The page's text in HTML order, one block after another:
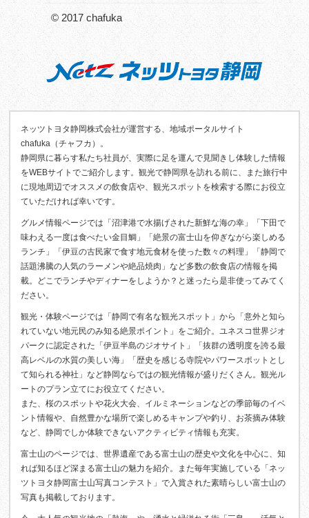
© 2017 chafuka
ネッツトヨタ静岡株式会社が運営する、地域ポータルサイト
chafuka（チャフカ）。
静岡県に暮らす私たち社員が、実際に足を運んで見聞きし体験した情報
をWEBサイトでご紹介します。観光で静岡県を訪れる前に、また旅行中
に現地周辺でオススメの飲食店や、観光スポットを検索する際にお役立
ていただければ幸いです。
グルメ情報ページでは「沼津港で水揚げされた新鮮な海の幸」「下田で
味わえる一度は食べたい金目鯛」「絶景の富士山を仰ぎながら楽しめる
ランチ」「伊豆の古民家で食す地元食材を使った数々の料理」「静岡で
話題沸騰の人気のラーメンや絶品焼肉」など多数の飲食店の情報を掲
載。どこでランチやディナーをしようか？と迷ったら是非使ってみてく
ださい。
観光・体験ページでは「静岡で有名な観光スポット」から「意外と知ら
れていない地元民のみ知る絶景ポイント」をご紹介。ユネスコ世界ジオ
パークに認定された「伊豆半島のジオサイト」「抜群の透明度を誇る最
高レベルの水質の美しい海」「歴史を感じる寺院やパワースポットとし
て知られる神社」など静岡ならではの観光情報が盛りだくさん。観光ル
ートのプラン立てにお役立てください。
また、桜のスポットや花火大会、イルミネーションなどの季節毎のイベ
ント情報や、自然豊かな場所で楽しめるキャンプや釣り、お茶摘み体験
など、静岡でしか体験できないアクティビティ情報も充実。
富士山のページでは、世界遺産である富士山の歴史や文化を中心に、知
れば知るほど深まる富士山の魅力を紹介。また毎年実施している「ネッ
ツトヨタ静岡富士山写真コンテスト」で入賞された素晴らしい富士山の
写真も掲載しております。